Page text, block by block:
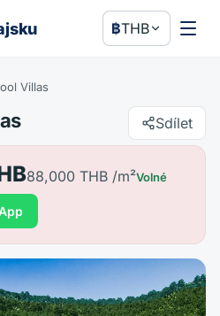
฿THB
Villas
Sdílet
88,000 THB /m²Volné